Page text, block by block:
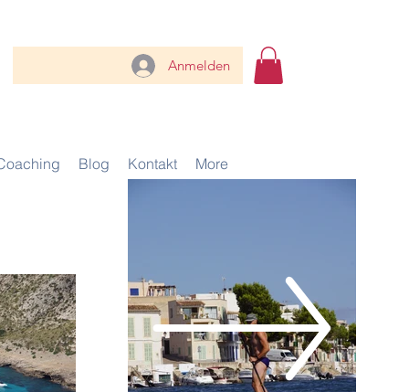
Anmelden
Blog Kontakt More